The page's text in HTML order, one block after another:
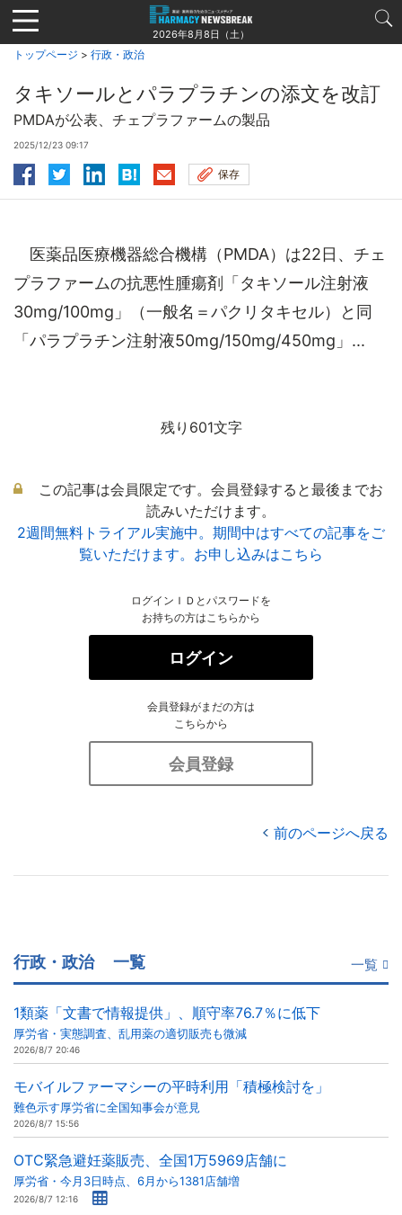
Jump
to
navigation
2026年8月8日（土）
トップページ > 行政・政治
タキソールとパラプラチンの添文を改訂
PMDAが公表、チェプラファームの製品
2025/12/23 09:17
保存
医薬品医療機器総合機構（PMDA）は22日、チェ
プラファームの抗悪性腫瘍剤「タキソール注射液
30mg/100mg」（一般名＝パクリタキセル）と同
「パラプラチン注射液50mg/150mg/450mg」...
残り601文字
この記事は会員限定です。会員登録すると最後までお
読みいただけます。
2週間無料トライアル実施中。期間中はすべての記事をご
覧いただけます。お申し込みはこちら
ログインＩＤとパスワードを
お持ちの方はこちらから
ログイン
会員登録がまだの方は
こちらから
会員登録
前のページへ戻る
行政・政治 一覧 一覧
1類薬「文書で情報提供」、順守率76.7％に低下
厚労省・実態調査、乱用薬の適切販売も微減
2026/8/7 20:46
モバイルファーマシーの平時利用「積極検討を」
難色示す厚労省に全国知事会が意見
2026/8/7 15:56
OTC緊急避妊薬販売、全国1万5969店舗に
厚労省・今月3日時点、6月から1381店舗増
2026/8/7 12:16